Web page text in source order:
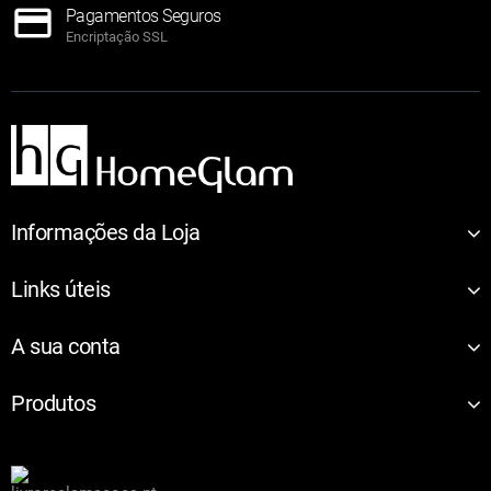
Pagamentos Seguros
Encriptação SSL
Informações da Loja
Links úteis
A sua conta
Produtos